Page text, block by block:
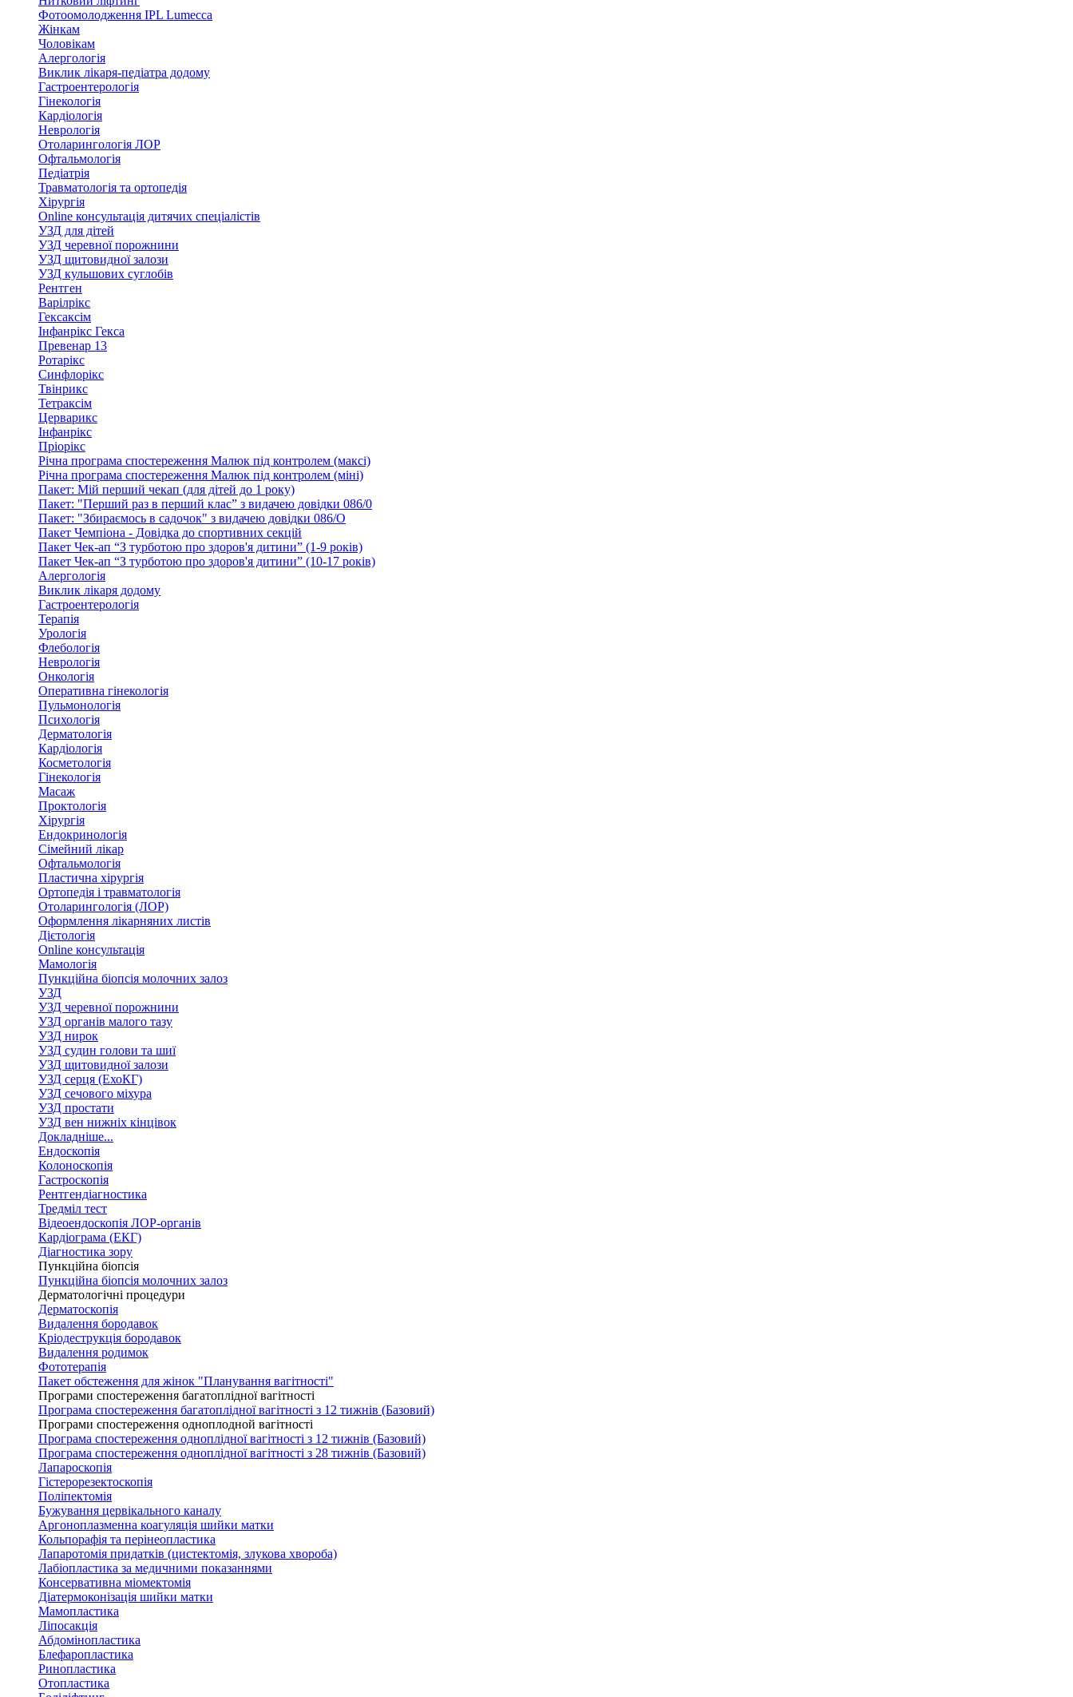
Фотоомолодження IPL Lumecca
Жінкам
Чоловікам
Алергологія
Виклик лікаря-педіатра додому
Гастроентерологія
Гінекологія
Кардіологія
Неврологія
Отоларингологія ЛОР
Офтальмологія
Педіатрія
Травматологія та ортопедія
Хірургія
Online консультація дитячих спеціалістів
УЗД для дітей
УЗД черевної порожнини
УЗД щитовидної залози
УЗД кульшових суглобів
Рентген
Варілрікс
Гексаксім
Інфанрікс Гекса
Превенар 13
Ротарікс
Синфлорікс
Твінрикс
Тетраксім
Церварикс
Інфанрікс
Пріорікс
Річна програма спостереження Малюк під контролем (максі)
Річна програма спостереження Малюк під контролем (міні)
Пакет: Мій перший чекап (для дітей до 1 року)
Пакет: "Перший раз в перший клас” з видачею довідки 086/0
Пакет: "Збираємось в садочок" з видачею довідки 086/О
Пакет Чемпіона - Довідка до спортивних секцій
Пакет Чек-ап “З турботою про здоров'я дитини” (1-9 років)
Пакет Чек-ап “З турботою про здоров'я дитини” (10-17 років)
Алергологія
Виклик лікаря додому
Гастроентерологія
Терапія
Урологія
Флебологія
Неврологія
Онкологія
Оперативна гінекологія
Пульмонологія
Психологія
Дерматологія
Кардіологія
Косметологія
Гінекологія
Масаж
Проктологія
Хірургія
Ендокринологія
Сімейний лікар
Офтальмологія
Пластична хірургія
Ортопедія і травматологія
Отоларингологія (ЛОР)
Оформлення лікарняних листів
Дієтологія
Online консультація
Мамологія
Пункційна біопсія молочних залоз
УЗД
УЗД черевної порожнини
УЗД органів малого тазу
УЗД нирок
УЗД судин голови та шиї
УЗД щитовидної залози
УЗД серця (ЕхоКГ)
УЗД сечового міхура
УЗД простати
УЗД вен нижніх кінцівок
Докладніше...
Ендоскопія
Колоноскопія
Гастроскопія
Рентгендіагностика
Тредміл тест
Відеоендоскопія ЛОР-органів
Кардіограма (ЕКГ)
Діагностика зору
Пункційна біопсія
Пункційна біопсія молочних залоз
Дерматологічні процедури
Дерматоскопія
Видалення бородавок
Кріодеструкція бородавок
Видалення родимок
Фототерапія
Пакет обстеження для жінок "Планування вагітності"
Програми спостереження багатоплідної вагітності
Програма спостереження багатоплідної вагітності з 12 тижнів (Базовий)
Програми спостереження одноплодной вагітності
Програма спостереження одноплідної вагітності з 12 тижнів (Базовий)
Програма спостереження одноплідної вагітності з 28 тижнів (Базовий)
Лапароскопія
Гістерорезектоскопія
Поліпектомія
Бужування цервікального каналу
Аргоноплазменна коагуляція шийки матки
Кольпорафія та перінеопластика
Лапаротомія придатків (цистектомія, злукова хвороба)
Лабіопластика за медичними показаннями
Консервативна міомектомія
Діатермоконізація шийки матки
Мамопластика
Ліпосакція
Абдомінопластика
Блефаропластика
Ринопластика
Отопластика